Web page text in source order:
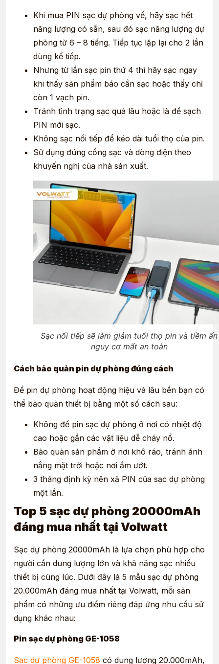
Khi mua PIN sạc dự phòng về, hãy sạc hết
năng lượng có sẵn, sau đó sạc năng lượng dự
phòng từ 6 – 8 tiếng. Tiếp tục lặp lại cho 2 lần
dùng kế tiếp.
Nhưng từ lần sạc pin thứ 4 thì hãy sạc ngay
khi thấy sản phẩm báo cần sạc hoặc thấy chỉ
còn 1 vạch pin.
Tránh tình trạng sạc quá lâu hoặc là để sạch
PIN mới sạc.
Không sạc nối tiếp để kéo dài tuổi thọ của pin.
Sử dụng đúng cổng sạc và dòng điện theo
khuyến nghị của nhà sản xuất.
Sạc nối tiếp sẽ làm giảm tuổi thọ pin và tiềm ẩn
nguy cơ mất an toàn
Cách bảo quản pin dự phòng đúng cách
Để pin dự phòng hoạt động hiệu và lâu bền bạn có
thể bảo quản thiết bị bằng một số cách sau:
Không để pin sạc dự phòng ở nơi có nhiệt độ
cao hoặc gần các vật liệu dễ cháy nổ.
Bảo quản sản phẩm ở nơi khô ráo, tránh ánh
nắng mặt trời hoặc nơi ẩm ướt.
3 tháng định kỳ nên xả PIN của sạc dự phòng
một lần.
Top 5 sạc dự phòng 20000mAh
đáng mua nhất tại Volwatt
Sạc dự phòng 20000mAh là lựa chọn phù hợp cho
người cần dung lượng lớn và khả năng sạc nhiều
thiết bị cùng lúc. Dưới đây là 5 mẫu sạc dự phòng
20.000mAh đáng mua nhất tại Volwatt, mỗi sản
phẩm có những ưu điểm riêng đáp ứng nhu cầu sử
dụng khác nhau:
Pin sạc dự phòng GE-1058
Sạc dự phòng GE-1058 có dung lượng 20.000mAh,